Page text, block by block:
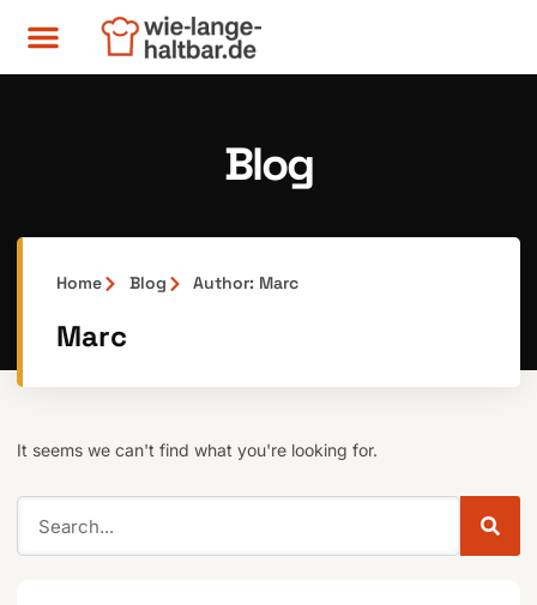
Blog
Home Blog Author: Marc
Marc
It seems we can't find what you're looking for.